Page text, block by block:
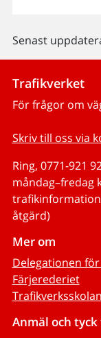
Senast
Trafikverket
För frågor om
Skriv till oss via
Ring, 0771-921
måndag–fredag
åtgärd)
Mer om
Delegationen
Färjerederiet
Trafikverksskolan
Anmäl och